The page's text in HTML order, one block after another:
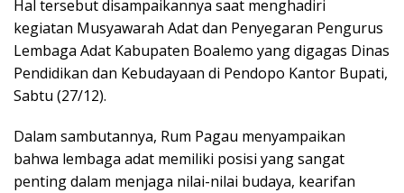
Hal tersebut disampaikannya saat menghadiri
kegiatan Musyawarah Adat dan Penyegaran Pengurus
Lembaga Adat Kabupaten Boalemo yang digagas Dinas
Pendidikan dan Kebudayaan di Pendopo Kantor Bupati,
Sabtu (27/12).
Dalam sambutannya, Rum Pagau menyampaikan
bahwa lembaga adat memiliki posisi yang sangat
penting dalam menjaga nilai-nilai budaya, kearifan